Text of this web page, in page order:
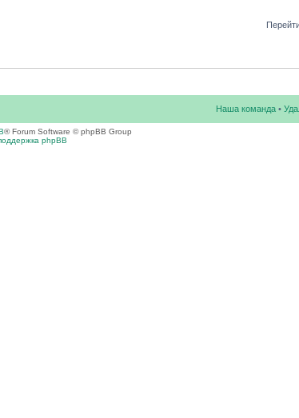
Наша команда •
® Forum Software © phpBB Group
phpBB